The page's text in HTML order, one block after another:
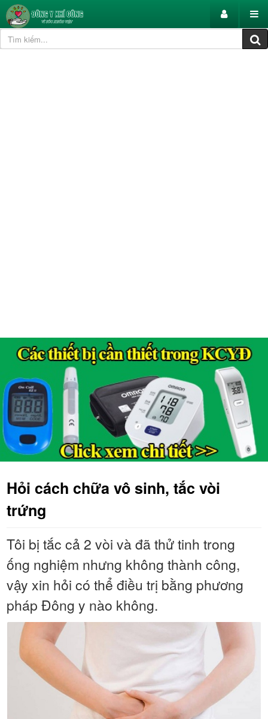
Hỏi cách chữa vô sinh, tắc vòi
trứng
Tôi bị tắc cả 2 vòi và đã thử tinh trong
ống nghiệm nhưng không thành công,
vậy xin hỏi có thể điều trị bằng phương
pháp Đông y nào không.